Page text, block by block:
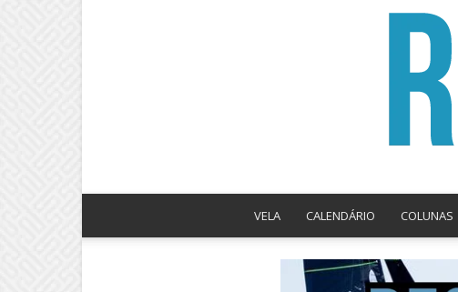
VELA CALENDÁRIO COLUNAS